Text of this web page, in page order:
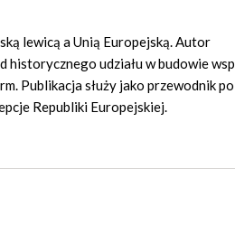
lewicą a Unią Europejską. Autor
historycznego udziału w budowie
Publikacja służy jako przewodnik
Republiki Europejskiej.